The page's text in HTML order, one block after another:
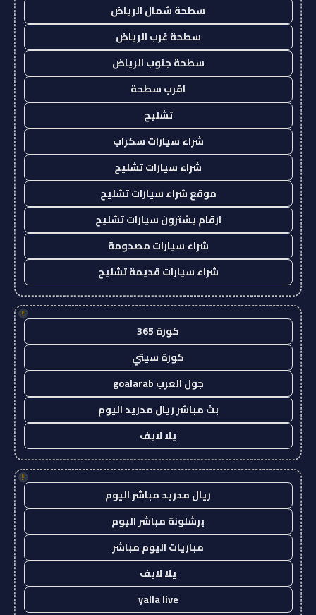
سطحة شمال الرياض
سطحة غرب الرياض
سطحة جنوب الرياض
اقرب سطحة
تشليح
شراء سيارات سكراب
شراء سيارات تشليح
موقع شراء سيارات تشليح
ارقام يشترون سيارات تشليح
شراء سيارات مصدومة
شراء سيارات قديمة تشليح
!
كورة 365
كورة سيتي
جول العرب goalarab
بث مباشر ريال مدريد اليوم
يلا لايف
!
ريال مدريد مباشر اليوم
برشلونة مباشر اليوم
مباريات اليوم مباشر
يلا لايف
yalla live